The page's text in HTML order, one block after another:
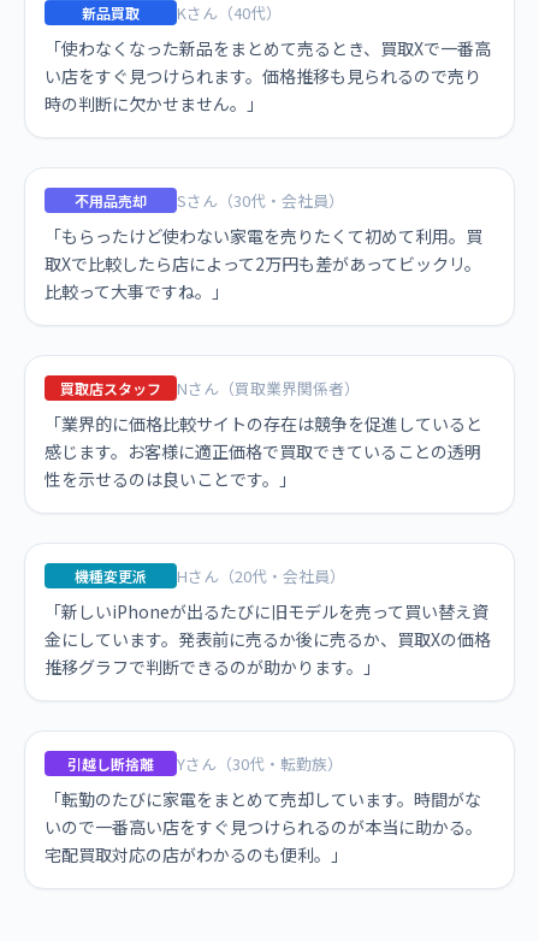
新品買取 Kさん（40代）
「使わなくなった新品をまとめて売るとき、買取Xで一番高
い店をすぐ見つけられます。価格推移も見られるので売り
時の判断に欠かせません。」
不用品売却 Sさん（30代・会社員）
「もらったけど使わない家電を売りたくて初めて利用。買
取Xで比較したら店によって2万円も差があってビックリ。
比較って大事ですね。」
買取店スタッフ Nさん（買取業界関係者）
「業界的に価格比較サイトの存在は競争を促進していると
感じます。お客様に適正価格で買取できていることの透明
性を示せるのは良いことです。」
機種変更派 Hさん（20代・会社員）
「新しいiPhoneが出るたびに旧モデルを売って買い替え資
金にしています。発表前に売るか後に売るか、買取Xの価格
推移グラフで判断できるのが助かります。」
引越し断捨離 Yさん（30代・転勤族）
「転勤のたびに家電をまとめて売却しています。時間がな
いので一番高い店をすぐ見つけられるのが本当に助かる。
宅配買取対応の店がわかるのも便利。」